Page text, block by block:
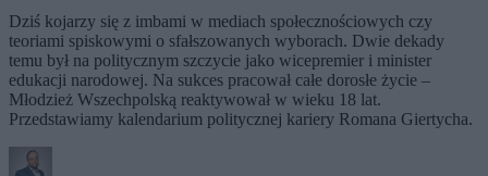
Dziś kojarzy się z imbami w mediach społecznościowych czy
teoriami spiskowymi o sfałszowanych wyborach. Dwie dekady
temu był na politycznym szczycie jako wicepremier i minister
edukacji narodowej. Na sukces pracował całe dorosłe życie –
Młodzież Wszechpolską reaktywował w wieku 18 lat.
Przedstawiamy kalendarium politycznej kariery Romana Giertycha.